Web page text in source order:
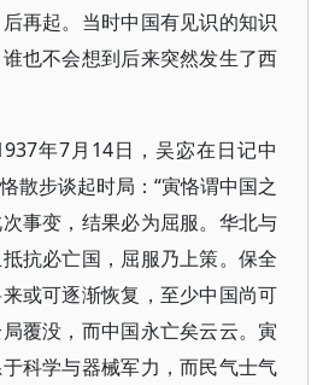
再起。当时中国有见识的知识
也不会想到后来突然发生了西
年7月14日，吴宓在日记中
散步谈起时局：“寅恪谓中国之
事变，结果必为屈服。华北与
抗必亡国，屈服乃上策。保全
或可逐渐恢复，至少中国尚可
覆没，而中国永亡矣云云。寅
科学与器械军力，而民气士气